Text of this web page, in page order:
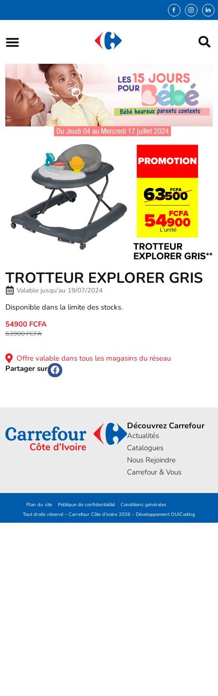
TROTTEUR EXPLORER GRIS
Valable jusqu'au 19/07/2024
Disponible dans la limite des stocks.
54900 FCFA
63900 FCFA
Offre valable dans tous les magasins du réseau
Partager sur
Découvrez Carrefour
Actualités
Catalogues
Nous Rejoindre
Carrefour & Vous
Plan du site Politique de confidentialité
Conditions générales
Tout droits réservé – Carrefour Côte d’ivoire 2026 – DéveloppementOUICoding